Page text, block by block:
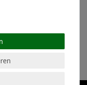
Straße des 17. Juni